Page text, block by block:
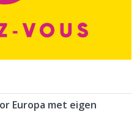
Europa met eigen